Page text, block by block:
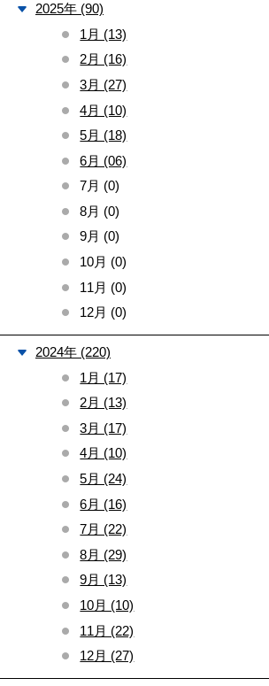
2025年 (90)
1月 (13)
2月 (16)
3月 (27)
4月 (10)
5月 (18)
6月 (06)
7月 (0)
8月 (0)
9月 (0)
10月 (0)
11月 (0)
12月 (0)
2024年 (220)
1月 (17)
2月 (13)
3月 (17)
4月 (10)
5月 (24)
6月 (16)
7月 (22)
8月 (29)
9月 (13)
10月 (10)
11月 (22)
12月 (27)